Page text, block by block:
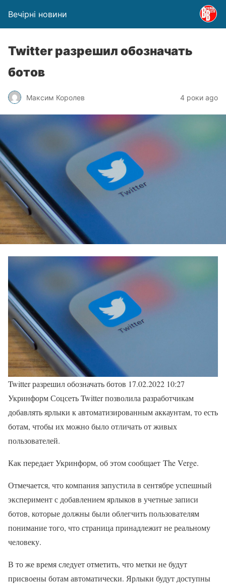
Вечірні новини
Twitter разрешил обозначать
ботов
Максим Королев 4 роки ago
Twitter разрешил обозначать ботов 17.02.2022 10:27
Укринформ Соцсеть Twitter позволила разработчикам
добавлять ярлыки к автоматизированным аккаунтам, то есть
ботам, чтобы их можно было отличать от живых
пользователей.
Как передает Укринформ, об этом сообщает The Verge.
Отмечается, что компания запустила в сентябре успешный
эксперимент с добавлением ярлыков в учетные записи
ботов, которые должны были облегчить пользователям
понимание того, что страница принадлежит не реальному
человеку.
В то же время следует отметить, что метки не будут
присвоены ботам автоматически. Ярлыки будут доступны